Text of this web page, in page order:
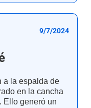
9/7/2024
a la espalda de
en la cancha
Ello generó un